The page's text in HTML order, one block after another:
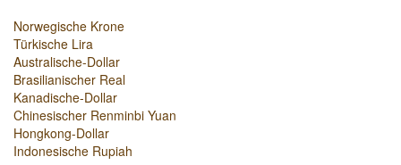
Norwegische Krone
Türkische Lira
Australische-Dollar
Brasilianischer Real
Kanadische-Dollar
Chinesischer Renminbi Yuan
Hongkong-Dollar
Indonesische Rupiah